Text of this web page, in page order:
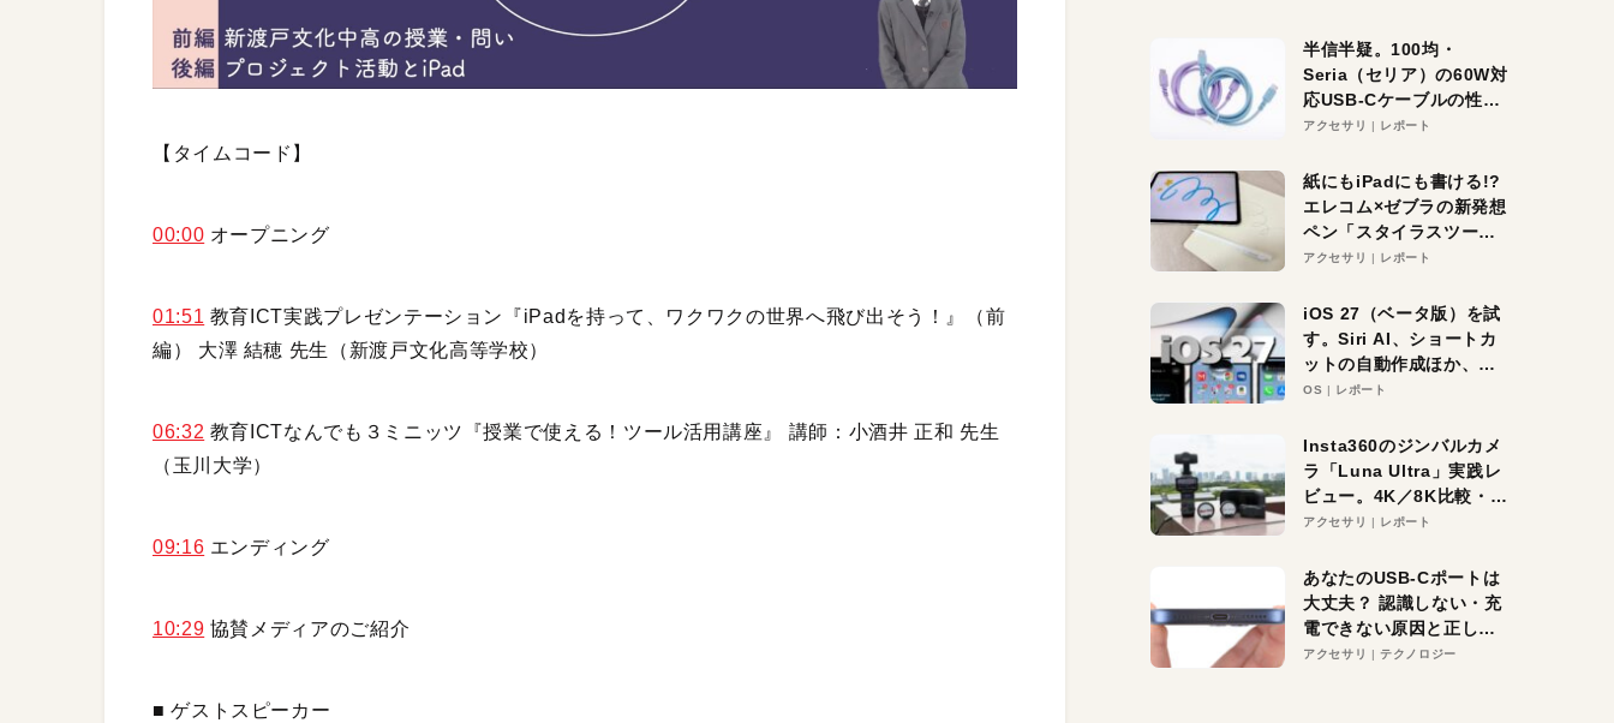
【タイムコード】
00:00 オープニング
01:51 教育ICT実践プレゼンテーション『iPadを持って、ワクワクの世界へ飛び出そう！』（前
編） 大澤 結穂 先生（新渡戸文化高等学校）
06:32 教育ICTなんでも３ミニッツ『授業で使える！ツール活用講座』 講師：小酒井 正和 先生
（玉川大学）
09:16 エンディング
10:29 協賛メディアのご紹介
■ ゲストスピーカー
半信半疑。100均・
Seria（セリア）の60W対
応USB-Cケーブルの性能
を検証。超コスパの1本を
アクセサリ レポート
紙にもiPadにも書ける!?
エレコム×ゼブラの新発想
ペン「スタイラスツーウ
ェイ」レビュー。持ち替
アクセサリ レポート
iOS 27（ベータ版）を試
す。Siri AI、ショートカ
ットの自動作成ほか、期
待大の便利機能5選。
る未来はすぐそこ！
OS レポート
Insta360のジンバルカメ
ラ「Luna Ultra」実践レ
ビュー。4K／8K比較・ズ
ーム・夜間撮影をチェッ
アクセサリ レポート
あなたのUSB-Cポートは
大丈夫？ 認識しない・充
電できない原因と正しい
対策
アクセサリ テクノロジー